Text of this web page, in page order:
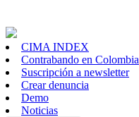
CIMA INDEX
Contrabando en Colombia
Suscripción a newsletter
Crear denuncia
Demo
Noticias